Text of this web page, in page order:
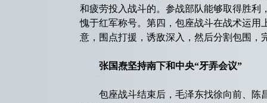
和疲劳投入战斗的。参战部队能够取得胜利
愧于红军称号。第四，包座战斗在战术运用
意，围点打援，诱敌深入，然后分割包围，
张国焘坚持南下和中央“牙弄会议”
包座战斗结束后，毛泽东找徐向前、陈